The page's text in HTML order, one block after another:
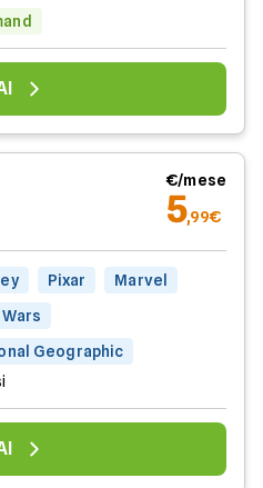
€/mese
5,99€
Pixar
Marvel
Geographic